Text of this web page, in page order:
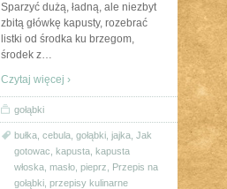
Sparzyć dużą, ładną, ale niezbyt
zbitą główkę kapusty, rozebrać
listki od środka ku brzegom,
środek z…
Czytaj więcej ›
gołąbki
bułka cebula gołąbki jajka Jak
gotowac kapusta kapusta
włoska masło pieprz
Przepis na
gołąbki przepisy kulinarne